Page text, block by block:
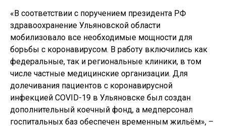
«В соответствии с поручением президента РФ
здравоохранение Ульяновской области
мобилизовало все необходимые мощности для
борьбы с коронавирусом. В работу включились как
федеральные, так и региональные клиники, в том
числе частные медицинские организации. Для
долечивания пациентов с коронавирусной
инфекцией COVID-19 в Ульяновске был создан
дополнительный коечный фонд, а медперсонал
госпитальных баз обеспечен временным жильём», –